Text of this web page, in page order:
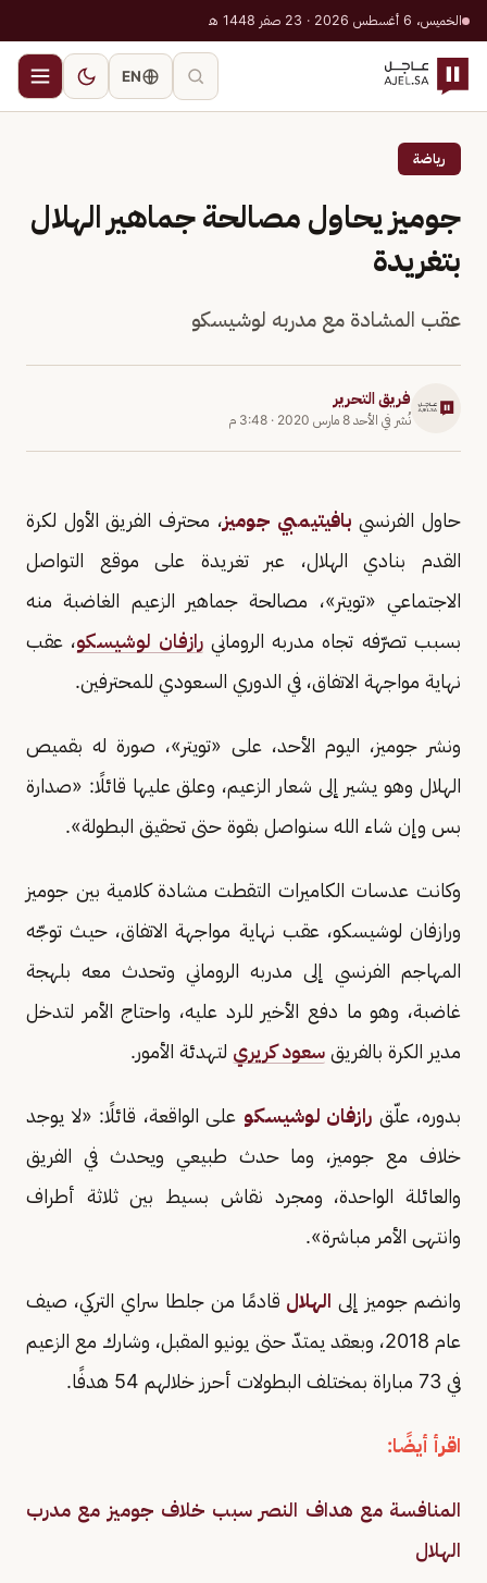
الخميس، 6 أغسطس 2026 · 23 صفر 1448 هـ
EN
رياضة
جوميز يحاول مصالحة جماهير الهلال
بتغريدة
عقب المشادة مع مدربه لوشيسكو
فريق التحرير
نُشر في الأحد 8 مارس 2020 · 3:48 م
حاول الفرنسي بافيتيمبي جوميز، محترف الفريق الأول لكرة
القدم بنادي الهلال، عبر تغريدة على موقع التواصل
الاجتماعي «تويتر»، مصالحة جماهير الزعيم الغاضبة منه
بسبب تصرّفه تجاه مدربه الرومانيرازفان لوشيسكو، عقب
نهاية مواجهة الاتفاق، في الدوري السعودي للمحترفين.
ونشر جوميز، اليوم الأحد، على «تويتر»، صورة له بقميص
الهلال وهو يشير إلى شعار الزعيم، وعلق عليها قائلًا: «صدارة
بس وإن شاء الله سنواصل بقوة حتى تحقيق البطولة».
وكانت عدسات الكاميرات التقطت مشادة كلامية بين جوميز
ورازفان لوشيسكو، عقب نهاية مواجهة الاتفاق، حيث توجّه
المهاجم الفرنسي إلى مدربه الروماني وتحدث معه بلهجة
غاضبة، وهو ما دفع الأخير للرد عليه، واحتاج الأمر لتدخل
مدير الكرة بالفريق سعود كريري لتهدئة الأمور.
بدوره، علّق رازفان لوشیسكو على الواقعة، قائلًا: «لا يوجد
خلاف مع جوميز، وما حدث طبيعي ويحدث في الفريق
والعائلة الواحدة، ومجرد نقاش بسيط بين ثلاثة أطراف
وانتهى الأمر مباشرة».
وانضم جوميز إلى الهلال قادمًا من جلطا سراي التركي، صيف
عام 2018، وبعقد يمتدّ حتى يونيو المقبل، وشارك مع الزعيم
في 73 مباراة بمختلف البطولات أحرز خلالهم 54 هدفًا.
اقرأ أيضًا:
المنافسة مع هداف النصر سبب خلاف جوميز مع مدرب
الهلال